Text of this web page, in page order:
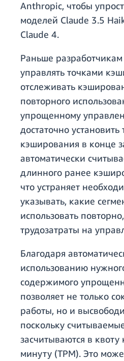
Anthropic, чтобы
моделей Claude 3.5
Claude 4.
Раньше
управлять точками
отслеживать
повторного
упрощенному
достаточно установить
кэширования в конце
автоматически
длинного ранее
что устраняет
указывать, какие
использовать
трудозатраты на
Благодаря
использованию
содержимого
позволяет не только
работы, но и
поскольку
засчитываются в квоту
минуту (TPM). Это